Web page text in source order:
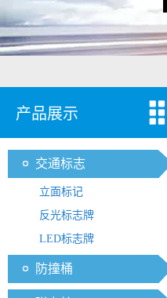
产品展示
交通标志
立面标记
反光标志牌
LED标志牌
防撞桶